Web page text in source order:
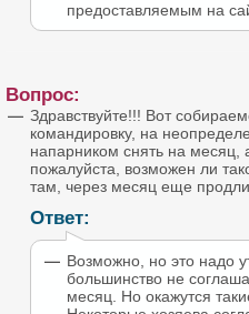
предоставляемым на
Вопрос:
Здравствуйте!!! Вот
командировку, на
напарником снять на месяц,
пожалуйста, возможен ли
там, через месяц еще
Ответ:
Возможно, но это надо
большинство не
месяц. Но окажутся